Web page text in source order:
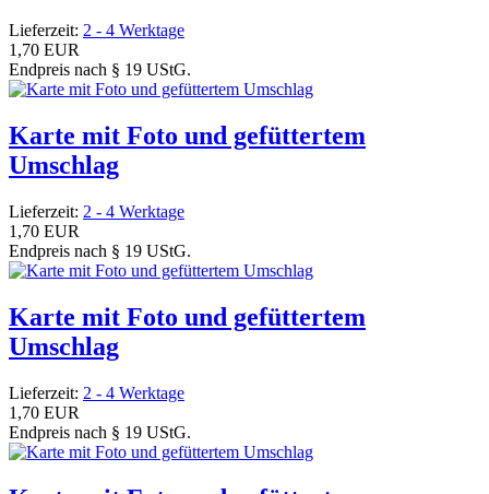
Lieferzeit: 2 - 4 Werktage
1,70 EUR
Endpreis nach § 19 UStG.
Karte mit Foto und gefüttertem
Umschlag
Lieferzeit: 2 - 4 Werktage
1,70 EUR
Endpreis nach § 19 UStG.
Karte mit Foto und gefüttertem
Umschlag
Lieferzeit: 2 - 4 Werktage
1,70 EUR
Endpreis nach § 19 UStG.